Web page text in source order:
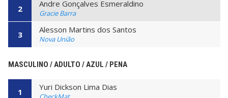
2 Andre Gonçalves Esmeraldino
Gracie Barra
3 Alesson Martins dos Santos
Nova União
MASCULINO / ADULTO / AZUL / PENA
1 Yuri Dickson Lima Dias